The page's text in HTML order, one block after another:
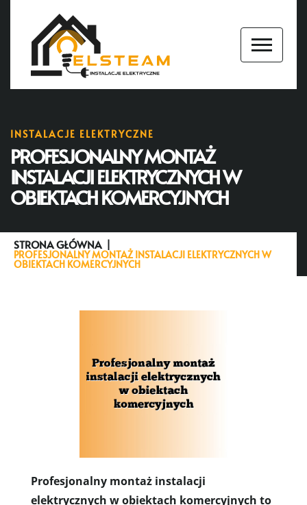
INSTALACJE ELEKTRYCZNE
PROFESJONALNY MONTAŻ
INSTALACJI ELEKTRYCZNYCH W
OBIEKTACH KOMERCYJNYCH
STRONA GŁÓWNA
PROFESJONALNY MONTAŻ INSTALACJI ELEKTRYCZNYCH W
OBIEKTACH KOMERCYJNYCH
Profesjonalny montaż instalacji
elektrycznych w obiektach komercyjnych to